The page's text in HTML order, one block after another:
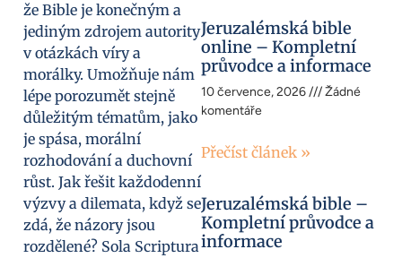
že Bible je konečným a
jediným zdrojem autority
v otázkách víry a
morálky. Umožňuje nám
lépe porozumět stejně
důležitým tématům, jako
je spása, morální
rozhodování a duchovní
růst. Jak řešit každodenní
výzvy a dilemata, když se
zdá, že názory jsou
rozdělené? Sola Scriptura
Jeruzalémská bible
online – Kompletní
průvodce a informace
10 července, 2026
Žádné
komentáře
Přečíst článek »
Jeruzalémská bible –
Kompletní průvodce a
informace